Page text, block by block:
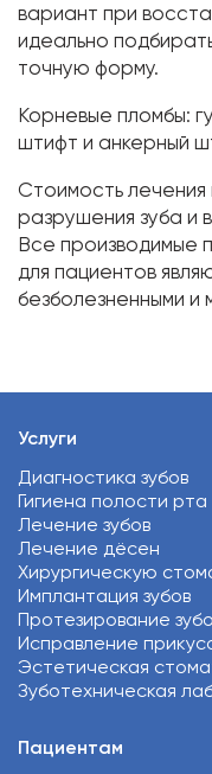
вариант при
идеально
точную форму.
Корневые пломбы:
штифт и анкерный
Стоимость
разрушения зуба и
Все производимые
для пациентов
безболезненными и
Услуги
Диагностика зубов
Гигиена полости рта
Лечение зубов
Лечение дёсен
Хирургическую
Имплантация зубов
Протезирование
Исправление
Эстетическая
Зуботехническая
Пациентам